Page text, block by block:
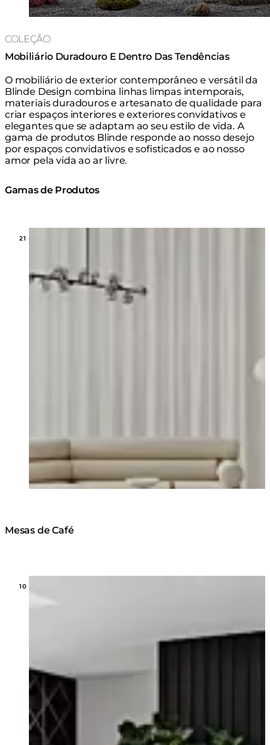
COLEÇÃO
Mobiliário Duradouro E Dentro Das Tendências
O mobiliário de exterior contemporâneo e versátil da
Blinde Design combina linhas limpas intemporais,
materiais duradouros e artesanato de qualidade para
criar espaços interiores e exteriores convidativos e
elegantes que se adaptam ao seu estilo de vida. A
gama de produtos Blinde responde ao nosso desejo
por espaços convidativos e sofisticados e ao nosso
amor pela vida ao ar livre.
Gamas de Produtos
21 MODELOS
Mesas de Café
10 MODELOS